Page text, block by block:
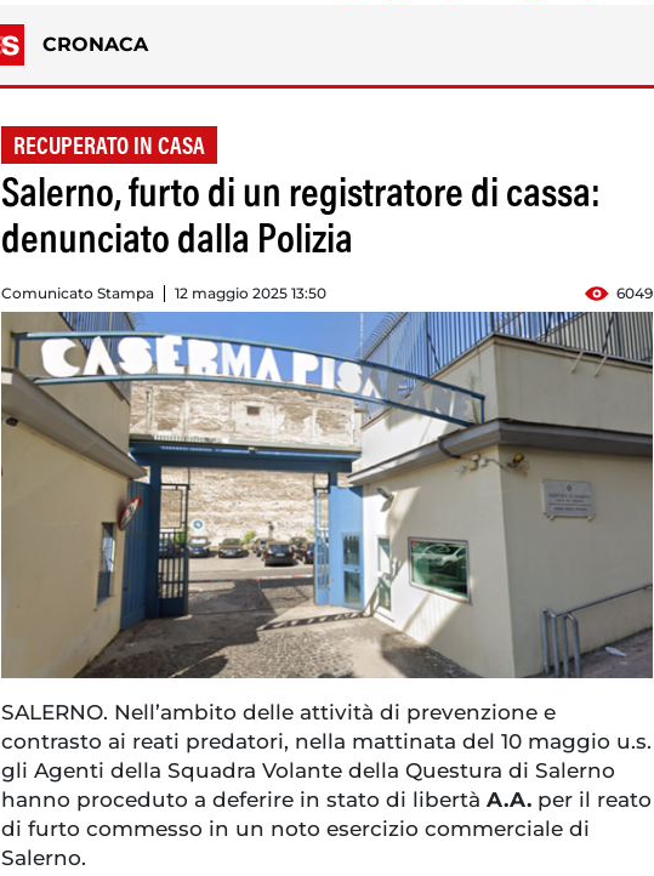
CRONACA
RECUPERATO IN CASA
Salerno, furto di un registratore di cassa:
denunciato dalla Polizia
Comunicato Stampa 12 maggio 2025 13:50 6049
SALERNO. Nell’ambito delle attività di prevenzione e
contrasto ai reati predatori, nella mattinata del 10 maggio u.s.
gli Agenti della Squadra Volante della Questura di Salerno
hanno proceduto a deferire in stato di libertà A.A. per il reato
di furto commesso in un noto esercizio commerciale di
Salerno.